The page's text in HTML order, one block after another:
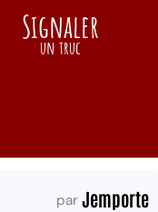
Signaler
un truc
par Jemporte